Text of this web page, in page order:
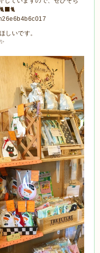
しいです。